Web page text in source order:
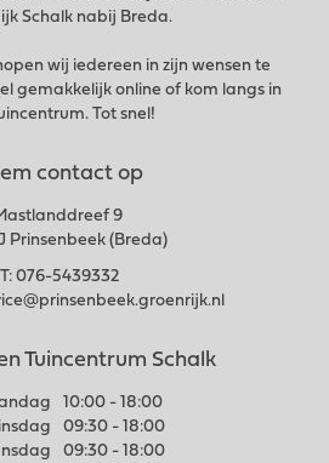
Schalk nabij Breda.
wij iedereen in zijn wensen te
gemakkelijk online of kom langs in
Tot snel!
contact op
9
Prinsenbeek (Breda)
T: 076-5439332
Tuincentrum Schalk
10:00 - 18:00
09:30 - 18:00
09:30 - 18:00